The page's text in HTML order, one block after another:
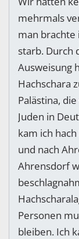
mehrmals
man brachte
starb. Durch
Ausweisung
Hachschara
Palästina,
Juden in
kam ich
und nach
Ahrensdorf
Personen
bleiben. Ich